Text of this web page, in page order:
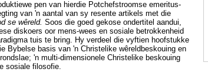
pen van hierdie Potchefstroomse emeritus-
van 'n aantal van sy resente artikels met die
se wêreld. Soos die goed gekose ondertitel aandui,
diskoers oor mens-wees en sosiale betrokkenheid
tuis te bring. Hy verdeel die vyftien hoofstukke
Bybelse basis van 'n Christelike wêreldbeskouing en
'n multi-dimensionele Christelike beskouing
sosiale filosofie.